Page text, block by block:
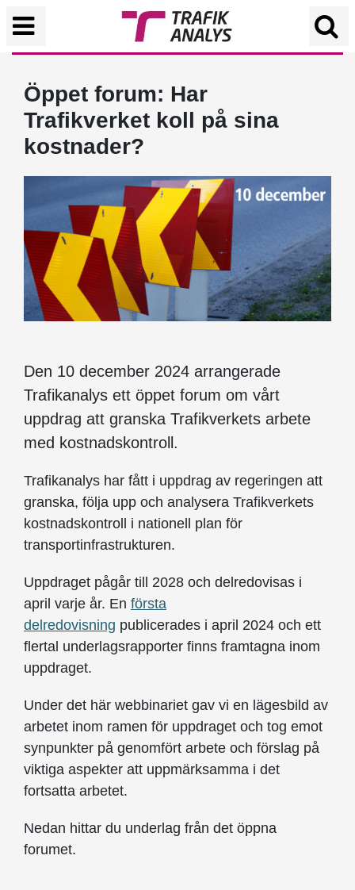
Öppet forum: Har
Trafikverket koll på sina
kostnader?
Den 10 december 2024 arrangerade
Trafikanalys ett öppet forum om vårt
uppdrag att granska Trafikverkets arbete
med kostnadskontroll.
Trafikanalys har fått i uppdrag av regeringen att
granska, följa upp och analysera Trafikverkets
kostnadskontroll i nationell plan för
transportinfrastrukturen.
Uppdraget pågår till 2028 och delredovisas i
april varje år. En första
delredovisning publicerades i april 2024 och ett
flertal underlagsrapporter finns framtagna inom
uppdraget.
Under det här webbinariet gav vi en lägesbild av
arbetet inom ramen för uppdraget och tog emot
synpunkter på genomfört arbete och förslag på
viktiga aspekter att uppmärksamma i det
fortsatta arbetet.
Nedan hittar du underlag från det öppna
forumet.